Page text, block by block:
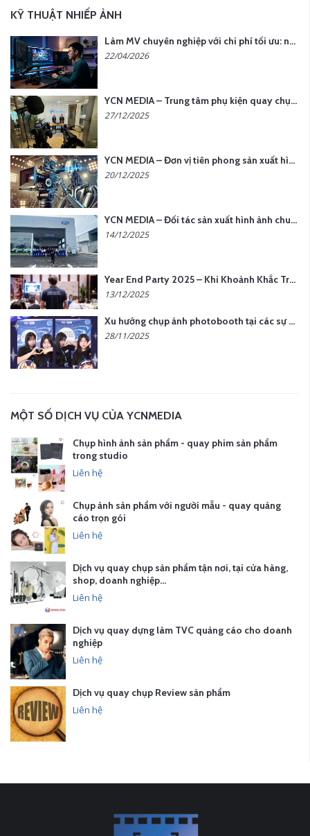
KỸ THUẬT NHIẾP ẢNH
Làm MV chuyên nghiệp với chi phí tối ưu: nên chọn quay thực tế hay video AI?
22/04/2026
YCN MEDIA – Trung tâm phụ kiện quay chụp tại Hà Nội
27/12/2025
YCN MEDIA – Đơn vị tiên phong sản xuất hình ảnh & âm thanh bằng AI tại Hà Nội
20/12/2025
YCN MEDIA – Đối tác sản xuất hình ảnh chuyên nghiệp cho doanh nghiệp tại Hà Nội
14/12/2025
Year End Party 2025 – Khi Khoảnh Khắc Trở Thành Dấu Ấn | Gói Ưu Đãi Tháng 12 Từ YCN Media
13/12/2025
Xu hướng chụp ảnh photobooth tại các sự kiện hiện nay
28/11/2025
MỘT SỐ DỊCH VỤ CỦA YCNMEDIA
Chụp hình ảnh sản phẩm - quay phim sản phẩm
trong studio
Liên hệ
Chụp ảnh sản phẩm với người mẫu - quay quảng
cáo trọn gói
Liên hệ
Dịch vụ quay chụp sản phẩm tận nơi, tại cửa hàng,
shop, doanh nghiệp…
Liên hệ
Dịch vụ quay dựng làm TVC quảng cáo cho doanh
nghiệp
Liên hệ
Dịch vụ quay chụp Review sản phẩm
Liên hệ